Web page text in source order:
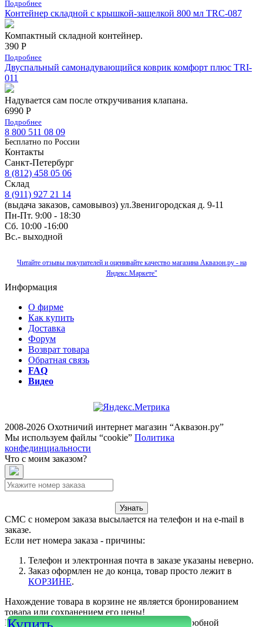
Подробнее
Контейнер складной с крышкой-защелкой 800 мл TRC-087
Компактный складной контейнер.
390 Р
Подробнее
Двуспальный самонадувающийся коврик комфорт плюс TRI-
011
Надувается сам после откручивания клапана.
6990 Р
Подробнее
8 800 511 08 09
Бесплатно по Роcсии
Контакты
Санкт-Петербург
8 (812) 458 05 06
Склад
8 (911) 927 21 14
(выдача заказов, самовывоз) ул.Звенигородская д. 9-11
Пн-Пт. 9:00 - 18:30
Сб. 10:00 -16:00
Вс.- выходной
Читайте отзывы покупателей и оценивайте качество магазина Аквазон.ру - на
Яндекс.Маркете"
Информация
О фирме
Как купить
Доставка
Форум
Возврат товара
Обратная связь
FAQ
Видео
2008-2026 Охотничий интернет магазин “Аквазон.ру”
Мы используем файлы “cookie” Политика
конфединциальности
Что с моим заказом?
Узнать
СМС с номером заказа высылается на телефон и на e-mail в
заказе.
Если нет номера заказа - причины:
Телефон и электронная почта в заказе указаны неверно.
Заказ оформлен не до конца, товар просто лежит в
КОРЗИНЕ.
Нахождение товара в корзине не является бронированием
товара или сохранением его цены!
Или войдите в свой
для более подробной